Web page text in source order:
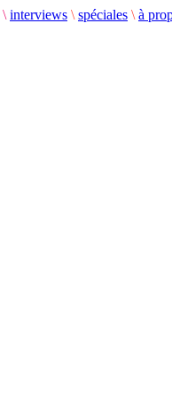
\ interviews \ spéciales \ à